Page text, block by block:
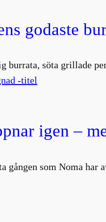
godaste
burrata, söta grillade
igen –
gången som Noma har